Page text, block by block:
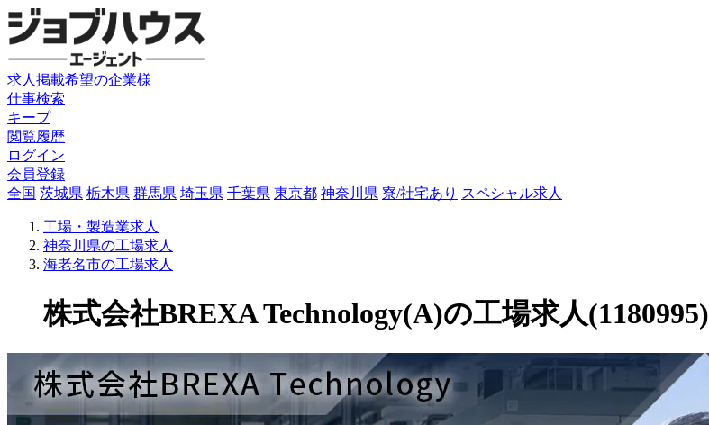
求人掲載希望の企業様
仕事検索
キープ
閲覧履歴
ログイン
会員登録
全国 茨城県 栃木県 群馬県 埼玉県 千葉県 東京都 神奈川県 寮/社宅あり スペシャル求人
工場・製造業求人
神奈川県の工場求人
海老名市の工場求人
株式会社BREXA Technology(A)の工場求人(1180995)